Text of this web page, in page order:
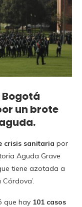
Bogotá
un brote
crisis sanitaria por
Aguda Grave
tiene azotada a
que hay 101 casos